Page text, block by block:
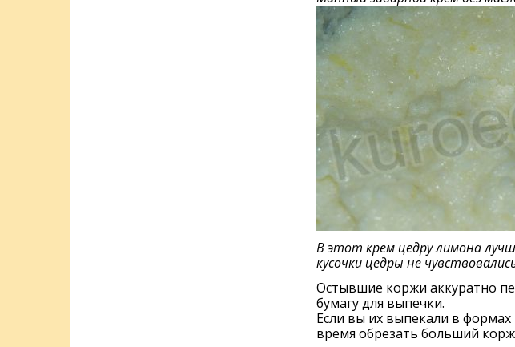
В этот крем цедру лимона
кусочки цедры не
Остывшие коржи аккуратно
бумагу для выпечки.
Если вы их выпекали в формах
время обрезать больший